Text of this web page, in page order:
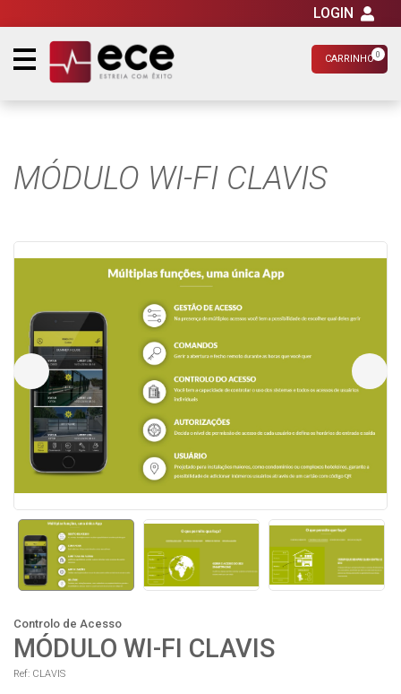
CARRINHO 0
LOGIN
MÓDULO WI-FI CLAVIS
Controlo de Acesso
MÓDULO WI-FI CLAVIS
Ref: CLAVIS